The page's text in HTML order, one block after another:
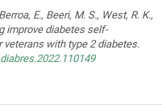
E., Beeri, M. S., West, R. K.,
improve diabetes self-
with type 2 diabetes.